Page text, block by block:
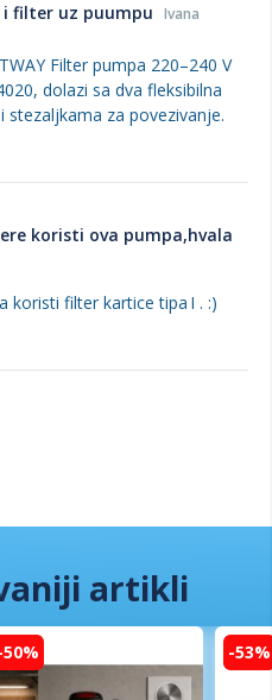
i filter uz puumpu Ivana
Filter pumpa 220–240 V
dolazi sa dva fleksibilna
za povezivanje.
koristi ova pumpa,hvala
koristi filter kartice tipa I . :)
artikli
-53%